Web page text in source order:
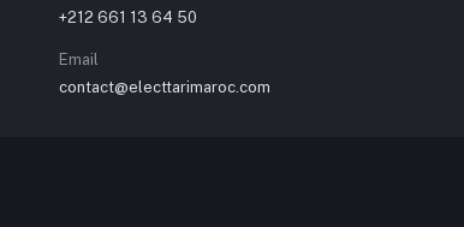
+212 661 13 64 50
Email
contact@electtarimaroc.com